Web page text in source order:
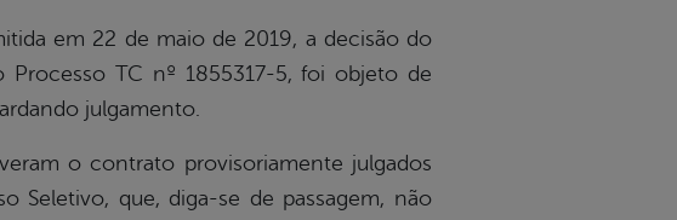
em 22 de maio de 2019, a decisão do
TC nº 1855317-5, foi objeto de
julgamento.
o contrato provisoriamente julgados
Seletivo, que, diga-se de passagem, não